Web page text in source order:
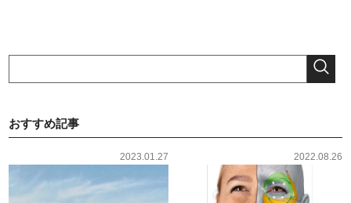
おすすめ記事
2023.01.27 2022.08.26